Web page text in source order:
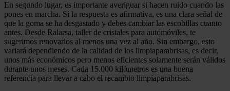
En segundo lugar, es importante averiguar si hacen ruido cuando las
pones en marcha. Si la respuesta es afirmativa, es una clara señal de
que la goma se ha desgastado y debes cambiar las escobillas cuanto
antes. Desde Ralarsa, taller de cristales para automóviles, te
sugerimos renovarlos al menos una vez al año. Sin embargo, esto
variará dependiendo de la calidad de los limpiaparabrisas, es decir,
unos más económicos pero menos eficientes solamente serán válidos
durante unos meses. Cada 15.000 kilómetros es una buena
referencia para llevar a cabo el recambio limpiaparabrisas.